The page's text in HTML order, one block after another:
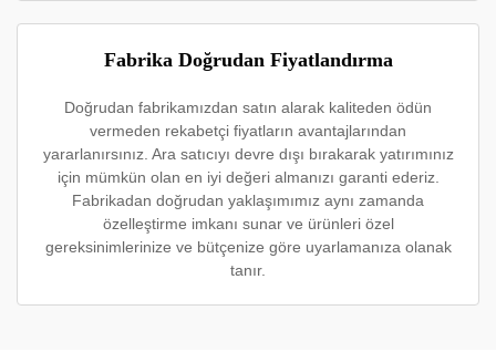
Fabrika Doğrudan Fiyatlandırma
Doğrudan fabrikamızdan satın alarak kaliteden ödün
vermeden rekabetçi fiyatların avantajlarından
yararlanırsınız. Ara satıcıyı devre dışı bırakarak yatırımınız
için mümkün olan en iyi değeri almanızı garanti ederiz.
Fabrikadan doğrudan yaklaşımımız aynı zamanda
özelleştirme imkanı sunar ve ürünleri özel
gereksinimlerinize ve bütçenize göre uyarlamanıza olanak
tanır.